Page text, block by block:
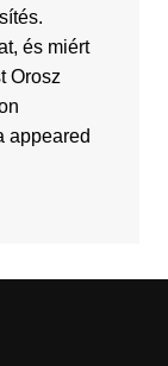
és miért
Orosz
appeared